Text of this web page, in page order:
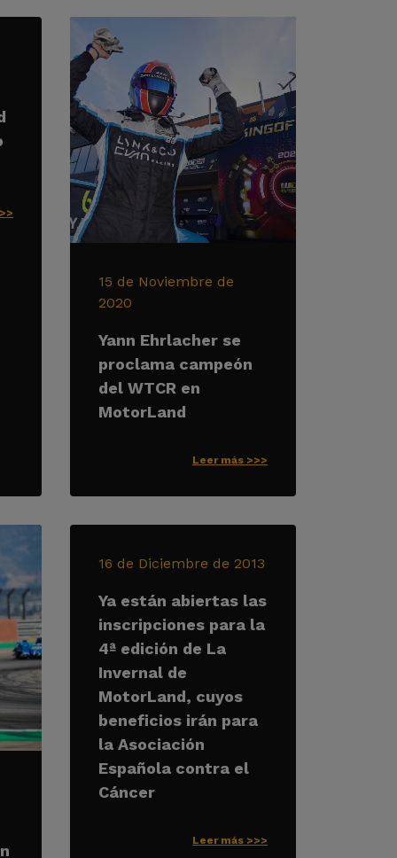
15 de Noviembre de
2020
Yann Ehrlacher se
proclama campeón
del WTCR en
MotorLand
Leer más >>>
16 de Diciembre de 2013
Ya están abiertas las
inscripciones para la
4ª edición de La
Invernal de
MotorLand, cuyos
beneficios irán para
la Asociación
Española contra el
Cáncer
Leer más >>>